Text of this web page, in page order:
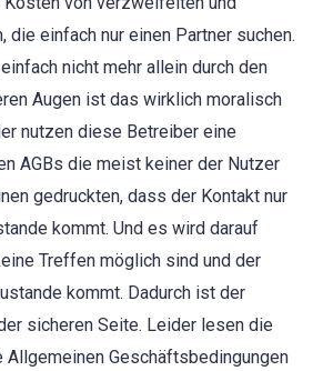
die einfach nur einen Partner suchen.
nicht mehr allein durch den
Augen ist das wirklich moralisch
nutzen diese Betreiber eine
AGBs die meist keiner der Nutzer
gedruckten, dass der Kontakt nur
kommt. Und es wird darauf
Treffen möglich sind und der
kommt. Dadurch ist der
sicheren Seite. Leider lesen die
Allgemeinen Geschäftsbedingungen